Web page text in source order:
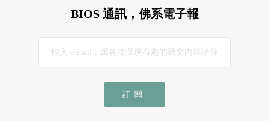
BIOS 通訊，佛系電子報
訂閱